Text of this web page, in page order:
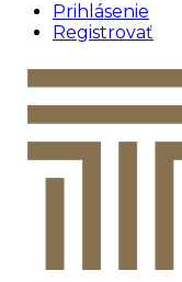
Prihlásenie
Registrovať